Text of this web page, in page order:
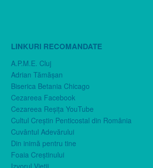
LINKURI RECOMANDATE
A.P.M.E. Cluj
Adrian Tămăşan
Biserica Betania Chicago
Cezareea Facebook
Cezareea Reşiţa YouTube
Cultul Creştin Penticostal din România
Cuvântul Adevărului
Din inimă pentru tine
Foaia Creştinului